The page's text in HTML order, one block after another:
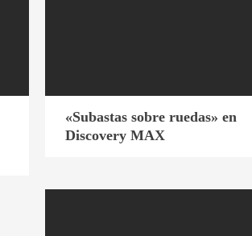
«Subastas sobre ruedas» en
Discovery MAX